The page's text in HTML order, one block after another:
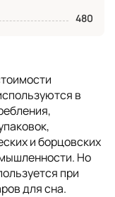
в
и борцовских
Но
при
для сна.
480